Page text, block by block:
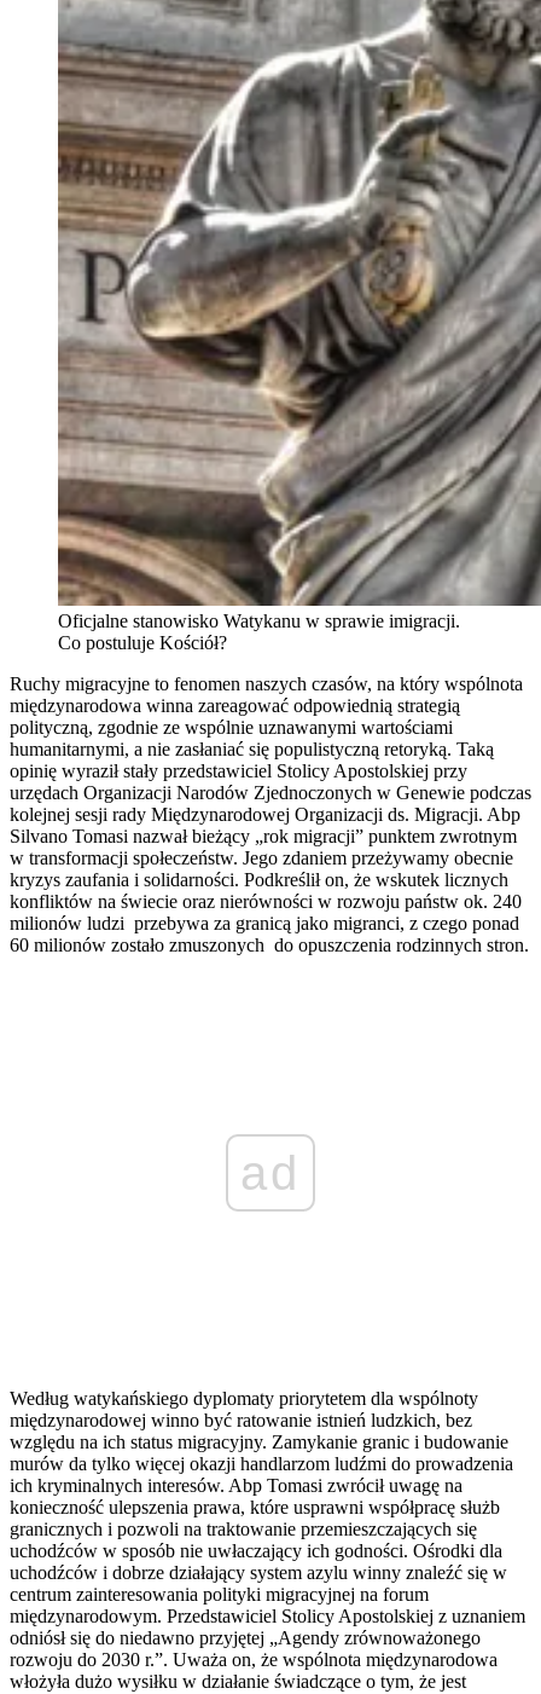
Oficjalne stanowisko Watykanu w sprawie imigracji.
Co postuluje Kościół?
Ruchy migracyjne to fenomen naszych czasów, na który wspólnota
międzynarodowa winna zareagować odpowiednią strategią
polityczną, zgodnie ze wspólnie uznawanymi wartościami
humanitarnymi, a nie zasłaniać się populistyczną retoryką. Taką
opinię wyraził stały przedstawiciel Stolicy Apostolskiej przy
urzędach Organizacji Narodów Zjednoczonych w Genewie podczas
kolejnej sesji rady Międzynarodowej Organizacji ds. Migracji. Abp
Silvano Tomasi nazwał bieżący „rok migracji” punktem zwrotnym
w transformacji społeczeństw. Jego zdaniem przeżywamy obecnie
kryzys zaufania i solidarności. Podkreślił on, że wskutek licznych
konfliktów na świecie oraz nierówności w rozwoju państw ok. 240
milionów ludzi przebywa za granicą jako migranci, z czego ponad
60 milionów zostało zmuszonych do opuszczenia rodzinnych stron.
ad
Według watykańskiego dyplomaty priorytetem dla wspólnoty
międzynarodowej winno być ratowanie istnień ludzkich, bez
względu na ich status migracyjny. Zamykanie granic i budowanie
murów da tylko więcej okazji handlarzom ludźmi do prowadzenia
ich kryminalnych interesów. Abp Tomasi zwrócił uwagę na
konieczność ulepszenia prawa, które usprawni współpracę służb
granicznych i pozwoli na traktowanie przemieszczających się
uchodźców w sposób nie uwłaczający ich godności. Ośrodki dla
uchodźców i dobrze działający system azylu winny znaleźć się w
centrum zainteresowania polityki migracyjnej na forum
międzynarodowym. Przedstawiciel Stolicy Apostolskiej z uznaniem
odniósł się do niedawno przyjętej „Agendy zrównoważonego
rozwoju do 2030 r.”. Uważa on, że wspólnota międzynarodowa
włożyła dużo wysiłku w działanie świadczące o tym, że jest